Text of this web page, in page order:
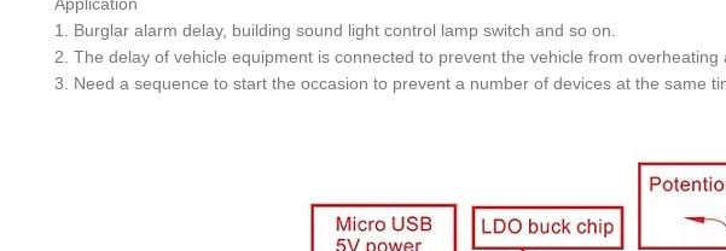
1. Burglar alarm delay, building sound light control lamp switch and so on.
2. The delay of vehicle equipment is connected to prevent the vehicle from
3. Need a sequence to start the occasion to prevent a number of devices at the same